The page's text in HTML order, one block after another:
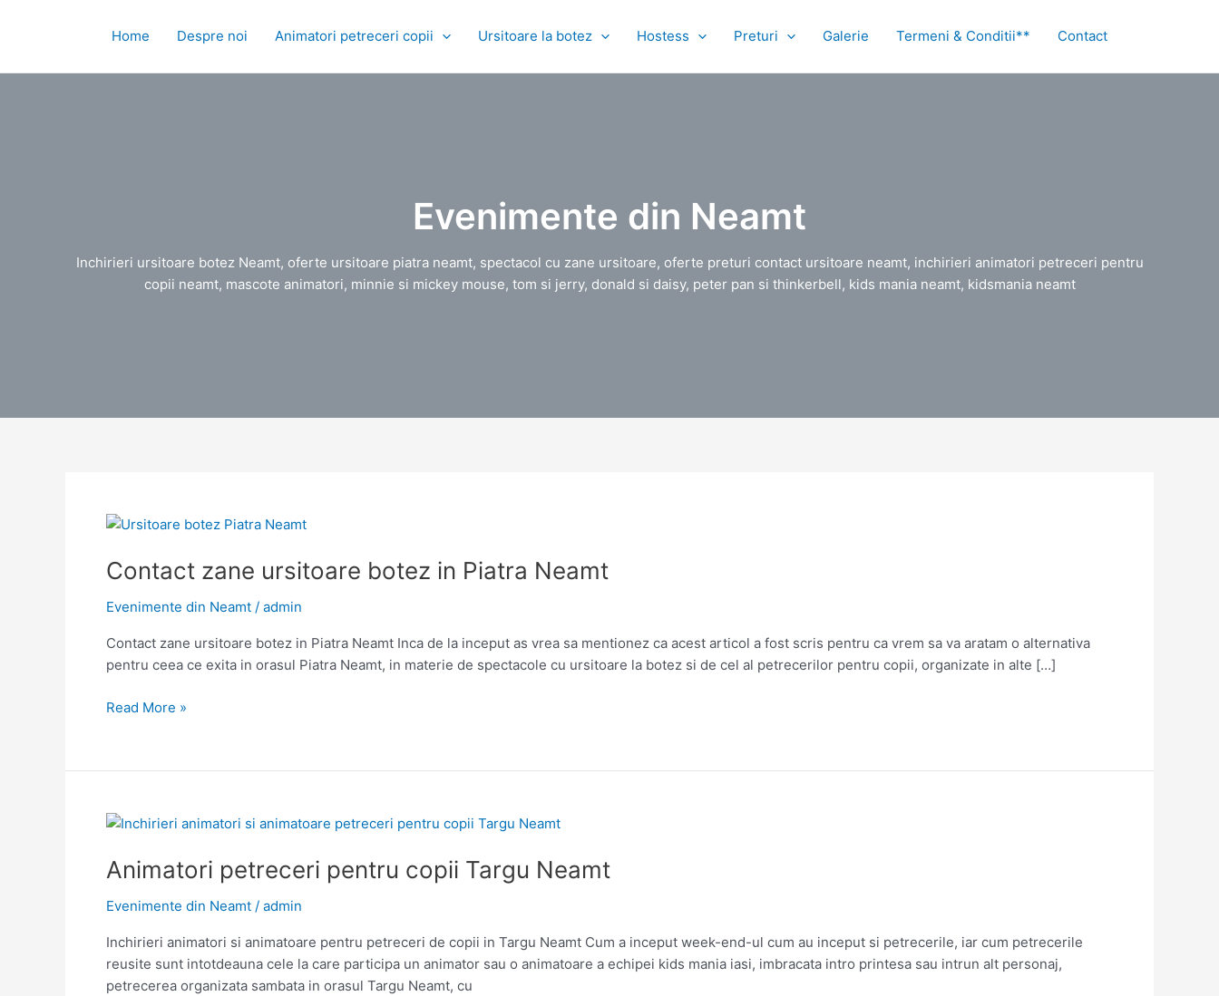
Home Despre noi Animatori petreceri copii Ursitoare la botez Hostess Preturi Galerie Termeni & Conditii** Contact
Evenimente din Neamt
Inchirieri ursitoare botez Neamt, oferte ursitoare piatra neamt, spectacol cu zane ursitoare, oferte preturi contact ursitoare neamt, inchirieri animatori petreceri pentru
copii neamt, mascote animatori, minnie si mickey mouse, tom si jerry, donald si daisy, peter pan si thinkerbell, kids mania neamt, kidsmania neamt
Contact zane ursitoare botez in Piatra Neamt
Evenimente din Neamt / admin
Contact zane ursitoare botez in Piatra Neamt Inca de la inceput as vrea sa mentionez ca acest articol a fost scris pentru ca vrem sa va aratam o alternativa
pentru ceea ce exita in orasul Piatra Neamt, in materie de spectacole cu ursitoare la botez si de cel al petrecerilor pentru copii, organizate in alte […]
Contact
botez
Piatra
Read More »
Animatori petreceri pentru copii Targu Neamt
Evenimente din Neamt / admin
Inchirieri animatori si animatoare pentru petreceri de copii in Targu Neamt Cum a inceput week-end-ul cum au inceput si petrecerile, iar cum petrecerile
reusite sunt intotdeauna cele la care participa un animator sau o animatoare a echipei kids mania iasi, imbracata intro printesa sau intrun alt personaj,
petrecerea organizata sambata in orasul Targu Neamt, cu